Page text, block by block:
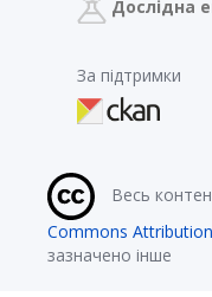
Дослідна
За підтримки
Весь
Commons
зазначено інше